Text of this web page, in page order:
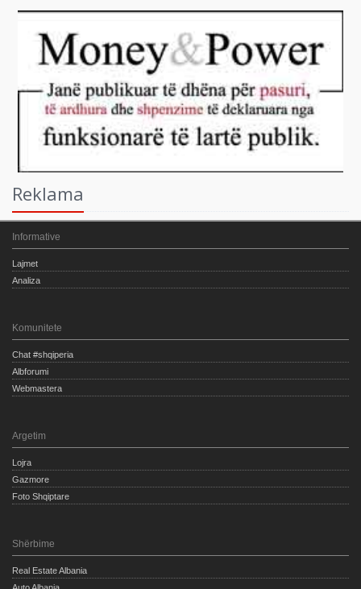
Reklama
Informative
Lajmet
Analiza
Komunitete
Chat #shqiperia
Albforumi
Webmastera
Argetim
Lojra
Gazmore
Foto Shqiptare
Shërbime
Real Estate Albania